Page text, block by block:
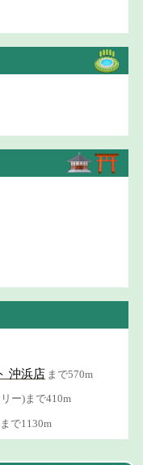
沖浜店 まで570m
ー)まで410m
で1130m